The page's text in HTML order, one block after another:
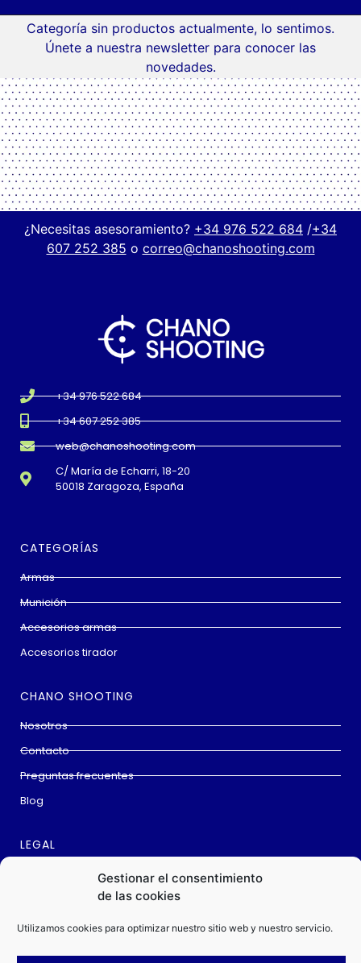
Gestionar el consentimiento
de las cookies
Utilizamos cookies para optimizar nuestro sitio web y nuestro servicio.
Categoría sin productos actualmente, lo sentimos.
Únete a nuestra newsletter para conocer las
novedades.
¿Necesitas asesoramiento? +34 976 522 684 /+34
607 252 385 o correo@chanoshooting.com
+34 976 522 684
+34 607 252 385
web@chanoshooting.com
C/ María de Echarri, 18-20
50018 Zaragoza, España
CATEGORÍAS
Armas
Munición
Accesorios armas
Accesorios tirador
CHANO SHOOTING
Nosotros
Contacto
Preguntas frecuentes
Blog
LEGAL
Política privacidad